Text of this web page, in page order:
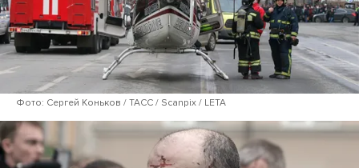
Фото: Сергей Коньков / ТАСС / Scanpix / LETA